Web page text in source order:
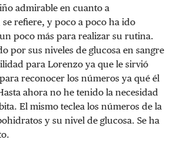
admirable en cuanto a
refiere, y poco a poco ha ido
poco más para realizar su rutina.
por sus niveles de glucosa en sangre
para Lorenzo ya que le sirvió
reconocer los números ya qué él
ahora no he tenido la necesidad
El mismo teclea los números de la
y su nivel de glucosa. Se ha